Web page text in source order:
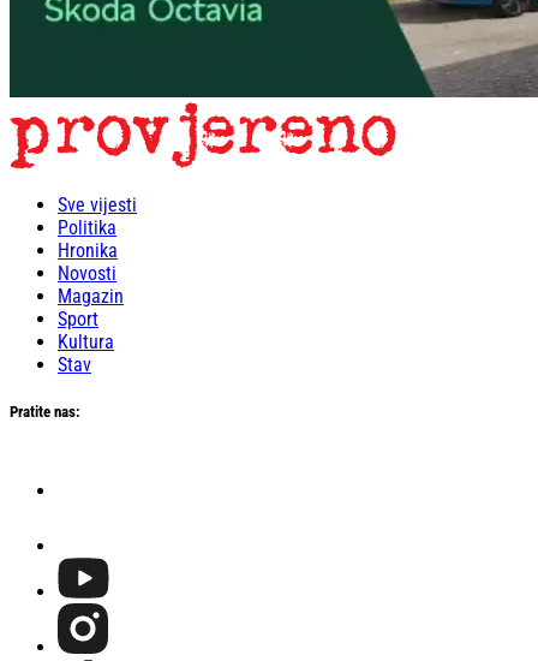
Sve vijesti
Politika
Hronika
Novosti
Magazin
Sport
Kultura
Stav
Pratite nas: